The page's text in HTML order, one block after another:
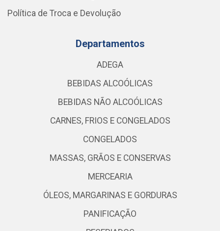
Política de Troca e Devolução
Departamentos
ADEGA
BEBIDAS ALCOÓLICAS
BEBIDAS NÃO ALCOÓLICAS
CARNES, FRIOS E CONGELADOS
CONGELADOS
MASSAS, GRÃOS E CONSERVAS
MERCEARIA
ÓLEOS, MARGARINAS E GORDURAS
PANIFICAÇÃO